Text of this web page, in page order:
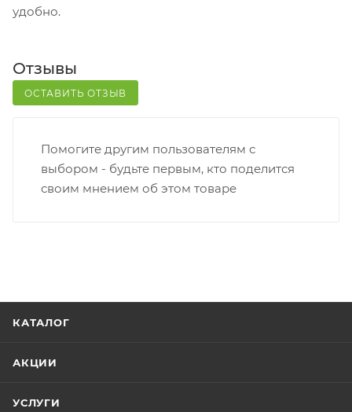
Почтовая доставка через почту России. Когда
оценить состояние коробки: вес, целостность.
Вскрывать коробку самостоятельно вы можете
не должна превышать 100 000 р.
удобно.
Отзывы
ОСТАВИТЬ ОТЗЫВ
Помогите другим пользователям с
выбором - будьте первым, кто поделится
своим мнением об этом товаре
КАТАЛОГ
АКЦИИ
УСЛУГИ